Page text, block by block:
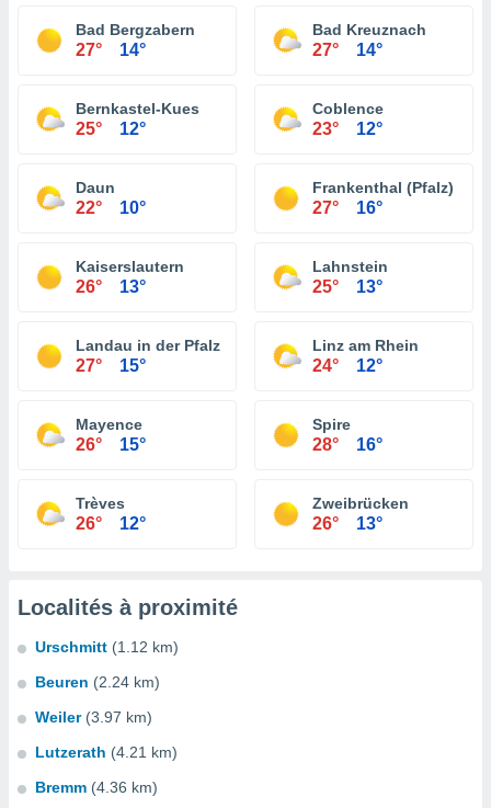
Bad Bergzabern
27° 14°
Bad Kreuznach
27° 14°
Bernkastel-Kues
25° 12°
Coblence
23° 12°
Daun
22° 10°
Frankenthal (Pfalz)
27° 16°
Kaiserslautern
26° 13°
Lahnstein
25° 13°
Landau in der Pfalz
27° 15°
Linz am Rhein
24° 12°
Mayence
26° 15°
Spire
28° 16°
Trèves
26° 12°
Zweibrücken
26° 13°
Localités à proximité
Urschmitt (1.12 km)
Beuren (2.24 km)
Weiler (3.97 km)
Lutzerath (4.21 km)
Bremm (4.36 km)